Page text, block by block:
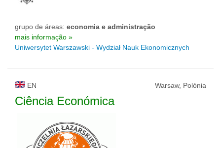
grupo de áreas: economia e administração
mais informação »
Uniwersytet Warszawski - Wydział Nauk Ekonomicznych
EN Warsaw, Polónia
Ciência Económica